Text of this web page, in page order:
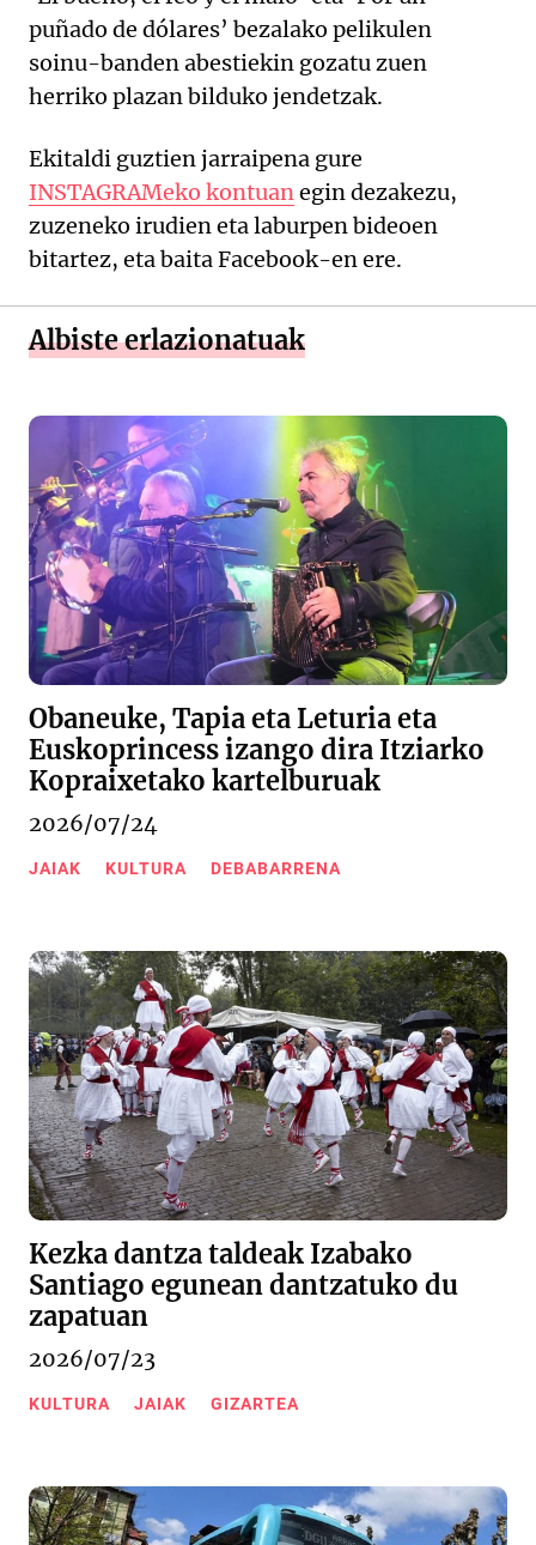
puñado de dólares’ bezalako pelikulen
soinu-banden abestiekin gozatu zuen
herriko plazan bilduko jendetzak.
Ekitaldi guztien jarraipena gure
INSTAGRAMeko kontuanegin dezakezu,
zuzeneko irudien eta laburpen bideoen
bitartez, eta baita Facebook-en ere.
Albiste erlazionatuak
Obaneuke, Tapia eta Leturia eta
Euskoprincess izango dira Itziarko
Kopraixetako kartelburuak
2026/07/24
JAIAK KULTURA DEBABARRENA
Kezka dantza taldeak Izabako
Santiago egunean dantzatuko du
zapatuan
2026/07/23
KULTURA JAIAK GIZARTEA